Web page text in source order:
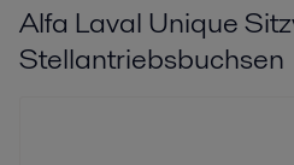
Alfa Laval Unique
Stellantriebsbuchsen